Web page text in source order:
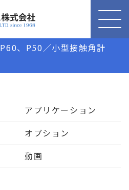
P60、P50／小型接触角計
アプリケーション
オプション
動画